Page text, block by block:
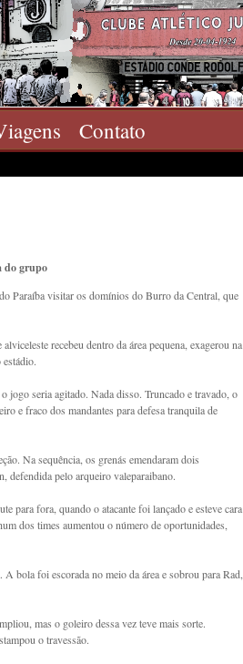
Contato
do grupo
Paraíba visitar os domínios do Burro da Central, que
recebeu dentro da área pequena, exagerou na
jogo seria agitado. Nada disso. Truncado e travado, o
e fraco dos mandantes para defesa tranquila de
Na sequência, os grenás emendaram dois
defendida pelo arqueiro valeparaibano.
para fora, quando o atacante foi lançado e esteve cara
dos times aumentou o número de oportunidades,
bola foi escorada no meio da área e sobrou para Rad,
mas o goleiro dessa vez teve mais sorte.
o travessão.